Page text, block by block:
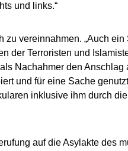
und links.“
zu vereinnahmen. „Auch
der Terroristen und
Nachahmer den Anschlag
und für eine Sache
inklusive ihm durch
auf die Asylakte des